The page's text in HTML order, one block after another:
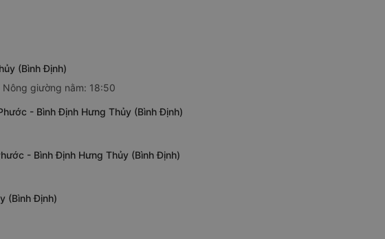
(Bình Định)
giường nằm: 18:50
- Bình Định Hưng Thủy (Bình Định)
- Bình Định Hưng Thủy (Bình Định)
(Bình Định)